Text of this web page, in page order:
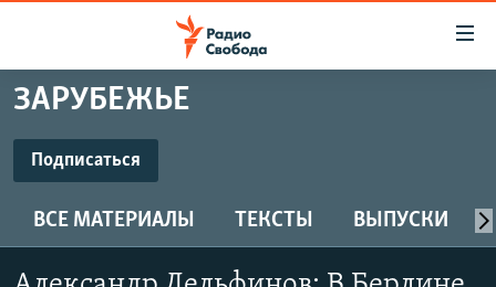
упрощенного
Вернуться
основному
содержанию
Вернутся
ПОДКАСТЫ
МНЕНИЯ
ЗАРУБЕЖЬЕ
Подписаться
Spotify
ВСЕ МАТЕРИАЛЫ ТЕКСТЫ ВЫПУСКИ